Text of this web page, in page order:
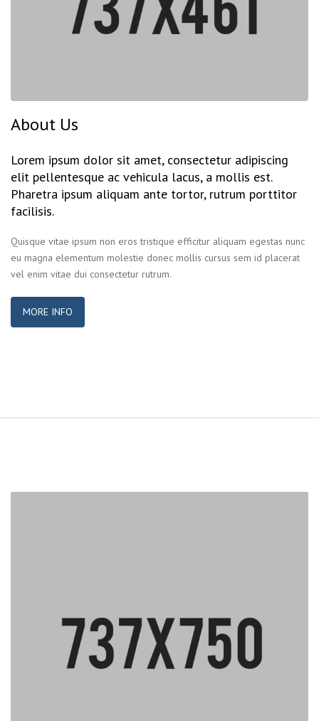
About Us
Lorem ipsum dolor sit amet, consectetur adipiscing
elit pellentesque ac vehicula lacus, a mollis est.
Pharetra ipsum aliquam ante tortor, rutrum porttitor
facilisis.
Quisque vitae ipsum non eros tristique efficitur aliquam egestas nunc
eu magna elementum molestie donec mollis cursus sem id placerat
vel enim vitae dui consectetur rutrum.
MORE INFO